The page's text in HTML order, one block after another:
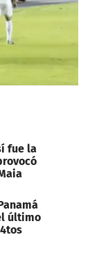
fue la
último